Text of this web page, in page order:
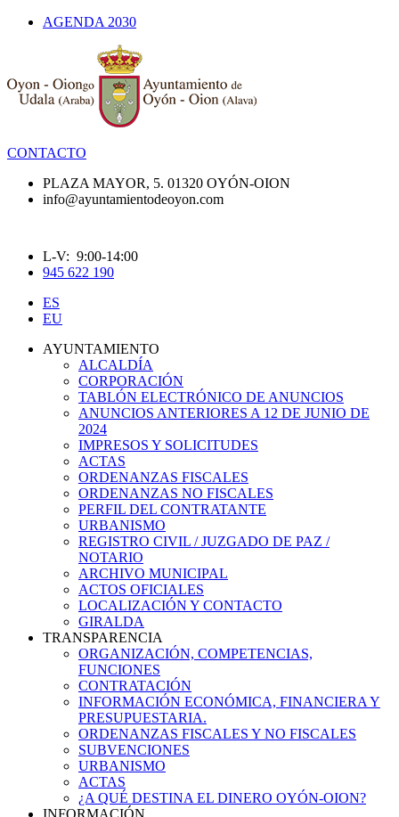
AGENDA 2030
CONTACTO
PLAZA MAYOR, 5. 01320 OYÓN-OION
info@ayuntamientodeoyon.com
L-V: 9:00-14:00
945 622 190
ES
EU
AYUNTAMIENTO
ALCALDÍA
CORPORACIÓN
TABLÓN ELECTRÓNICO DE ANUNCIOS
ANUNCIOS ANTERIORES A 12 DE JUNIO DE
2024
IMPRESOS Y SOLICITUDES
ACTAS
ORDENANZAS FISCALES
ORDENANZAS NO FISCALES
PERFIL DEL CONTRATANTE
URBANISMO
REGISTRO CIVIL / JUZGADO DE PAZ /
NOTARIO
ARCHIVO MUNICIPAL
ACTOS OFICIALES
LOCALIZACIÓN Y CONTACTO
GIRALDA
TRANSPARENCIA
ORGANIZACIÓN, COMPETENCIAS,
FUNCIONES
CONTRATACIÓN
INFORMACIÓN ECONÓMICA, FINANCIERA Y
PRESUPUESTARIA.
ORDENANZAS FISCALES Y NO FISCALES
SUBVENCIONES
URBANISMO
ACTAS
¿A QUÉ DESTINA EL DINERO OYÓN-OION?
INFORMACIÓN